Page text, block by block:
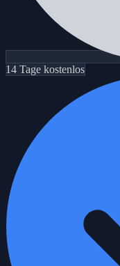
14 Tage kostenlos